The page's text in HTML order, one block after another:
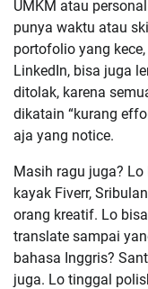
UMKM atau
punya waktu atau
portofolio yang
LinkedIn, bisa juga
ditolak, karena
dikatain “kurang
aja yang notice.
Masih ragu juga?
kayak Fiverr,
orang kreatif. Lo
translate sampai
bahasa Inggris?
juga. Lo tinggal